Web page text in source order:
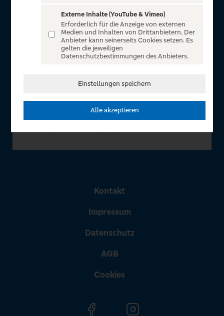
für alle Kunden der Volksbanken Raiffeisenbanken. Auf
unserem einzigartigen Portal finden Sie Tickets für
atemberaubende Konzerte, Musicals und Shows, die
Fußball-Bundesliga sowie die Champions League und die
In Zusammenarbeit mit
Kontakt
Impressum
Datenschutz
AGB
Cookies
Externe Inhalte (YouTube & Vimeo)
Erforderlich für die Anzeige von externen
Medien und Inhalten von Drittanbietern. Der
Anbieter kann seinerseits Cookies setzen. Es
gelten die jeweiligen
Datenschutzbestimmungen des Anbieters.
Einstellungen speichern
Alle akzeptieren